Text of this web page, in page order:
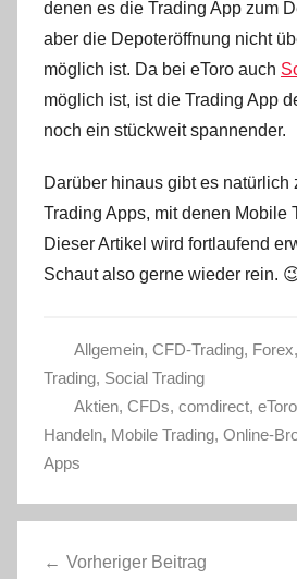
denen es die Trading App zum
aber die Depoteröffnung nicht
möglich ist. Da bei eToro auch
möglich ist, ist die Trading App
noch ein stückweit spannender.
Darüber hinaus gibt es natürlich
Trading Apps, mit denen Mobile
Dieser Artikel wird fortlaufend
Schaut also gerne wieder rein.
Allgemein, CFD-Trading, Forex,
Trading, Social Trading
Aktien, CFDs, comdirect, eToro
Handeln, Mobile Trading, Online-
Apps
Vorheriger Beitrag